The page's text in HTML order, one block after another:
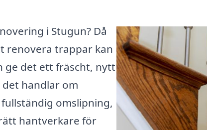
i Stugun? Då
renovera trappar kan
ge det ett fräscht, nytt
handlar om
omslipning,
hantverkare för